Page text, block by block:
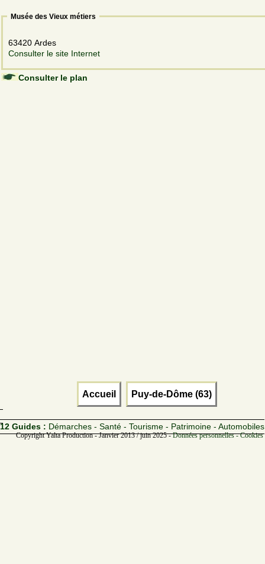
Musée des Vieux métiers
63420 Ardes
Consulter le site Internet
Consulter le plan
Accueil Puy-de-Dôme (63)
12 Guides : Démarches - Santé - Tourisme - Patrimoine - Automobiles
Copyright Yalta Production - Janvier 2013 / juin 2025 -Données personnelles -